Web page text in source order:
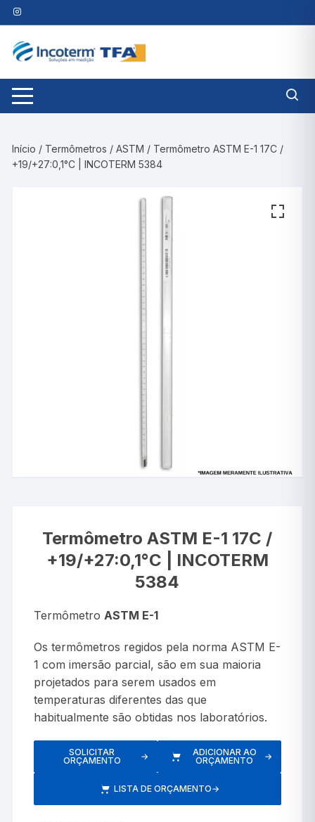
Pular
para
conteúdo
Início / Termômetros /ASTM / Termômetro ASTM E-1 17C /
+19/+27:0,1°C | INCOTERM 5384
Termômetro ASTM E-1 17C /
+19/+27:0,1°C | INCOTERM
5384
Termômetro ASTM E-1
Os termômetros regidos pela norma ASTM E-
1 com imersão parcial, são em sua maioria
projetados para serem usados em
temperaturas diferentes das que
habitualmente são obtidas nos laboratórios.
SOLICITAR
ORÇAMENTO
→
ADICIONAR AO
ORÇAMENTO
→
LISTA DE ORÇAMENTO→